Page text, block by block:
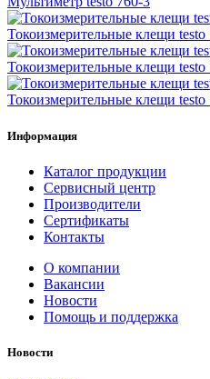
Токоизмерительные клещи testo
Токоизмерительные клещи testo
Токоизмерительные клещи testo
Информация
Каталог продукции
Сервисный центр
Производители
Сертификаты
Контакты
О компании
Вакансии
Новости
Помощь и поддержка
Новости